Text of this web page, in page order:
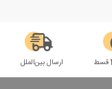
ارسال بین‌الملل